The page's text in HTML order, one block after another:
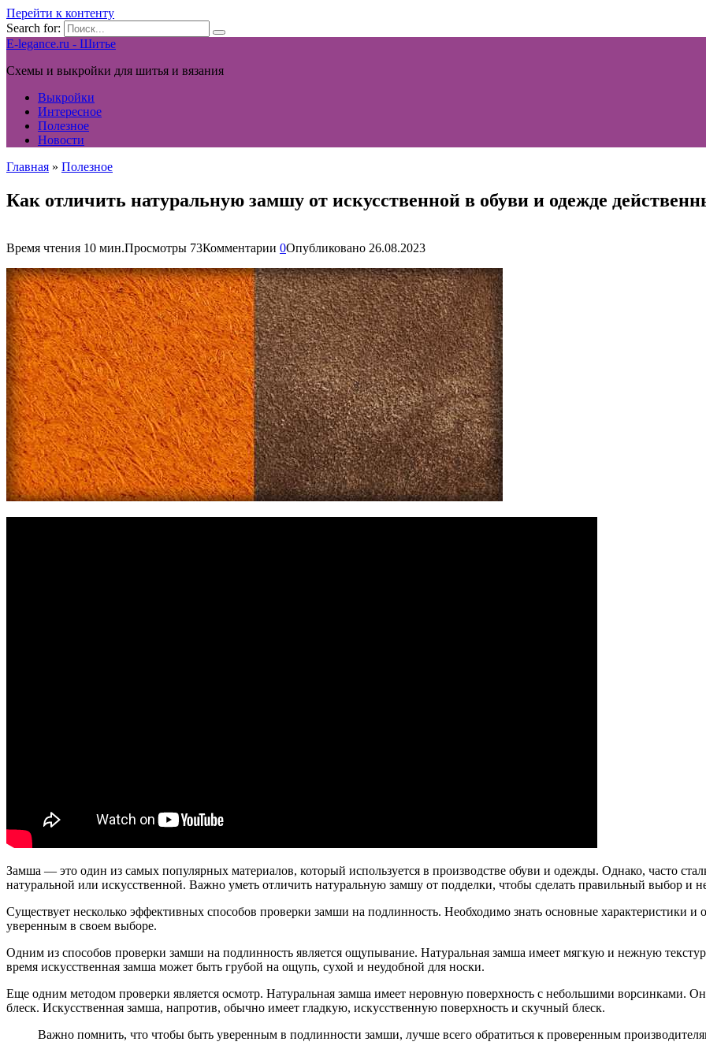
Перейти к контенту
Search for:
E-legance.ru - Шитье
Схемы и выкройки для шитья и вязания
Выкройки
Интересное
Полезное
Новости
Главная » Полезное
Как отличить натуральную замшу от искусственной в обуви и одежде
Время чтения 10 мин.Просмотры 73Комментарии 0Опубликовано 26.08.2023
Замша — это один из самых популярных материалов, который используется в производстве обуви и одежды. Однако, часто
натуральной или искусственной. Важно уметь отличить натуральную замшу от подделки, чтобы сделать правильный выбор и
Существует несколько эффективных способов проверки замши на подлинность. Необходимо знать основные характеристики
уверенным в своем выборе.
Одним из способов проверки замши на подлинность является ощупывание. Натуральная замша имеет мягкую и нежную
время искусственная замша может быть грубой на ощупь, сухой и неудобной для носки.
Еще одним методом проверки является осмотр. Натуральная замша имеет неровную поверхность с небольшими ворсинками.
блеск. Искусственная замша, напротив, обычно имеет гладкую, искусственную поверхность и скучный блеск.
Важно помнить, что чтобы быть уверенным в подлинности замши, лучше всего обратиться к проверенным